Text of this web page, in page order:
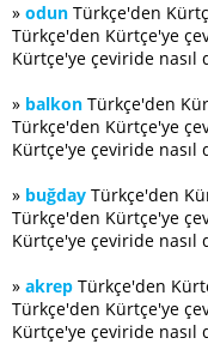
» odun Türkçe'den
Türkçe'den Kürtçe'ye
Kürtçe'ye çeviride nasıl
» balkon Türkçe'den
Türkçe'den Kürtçe'ye
Kürtçe'ye çeviride nasıl
» buğday Türkçe'den
Türkçe'den Kürtçe'ye
Kürtçe'ye çeviride nasıl
» akrep Türkçe'den
Türkçe'den Kürtçe'ye
Kürtçe'ye çeviride nasıl